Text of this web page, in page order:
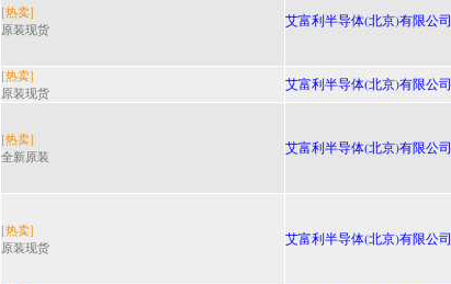
[热卖]
原装现货
艾富利半导体(北京)有限公司
[热卖]
原装现货
艾富利半导体(北京)有限公司
[热卖]
全新原装
艾富利半导体(北京)有限公司
[热卖]
原装现货
艾富利半导体(北京)有限公司